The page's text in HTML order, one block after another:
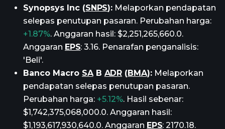
Synopsys Inc (SNPS): Melaporkan pendapatan
selepas penutupan pasaran. Perubahan harga:
+1.87%. Anggaran hasil: $2,251,265,660.0.
Anggaran EPS: 3.16. Penarafan penganalisis:
'Beli'.
Banco Macro SAB ADR (BMA):Melaporkan
pendapatan selepas penutupan pasaran.
Perubahan harga: +5.12%. Hasil sebenar:
$1,742,375,068,000.0. Anggaran hasil:
$1,193,617,930,640.0. Anggaran EPS: 2170.18.